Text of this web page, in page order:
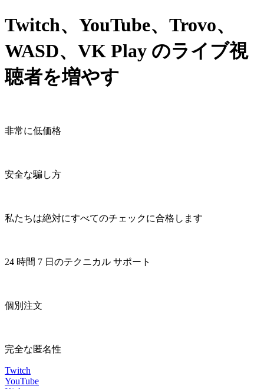
Twitch、YouTube、Trovo、
WASD、VK Play のライブ視
聴者を増やす
非常に低価格
安全な騙し方
私たちは絶対にすべてのチェックに合格します
24 時間 7 日のテクニカル サポート
個別注文
完全な匿名性
Twitch
YouTube